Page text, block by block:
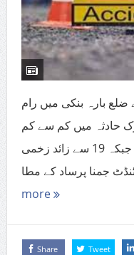
کے ضلع بارہ بنکی میں رام
حادثہ میں کم سے کم
اٹھارہ افراد کی موت ہوگئی جبکہ 19 سے زائد زخمی
more
Share Tweet